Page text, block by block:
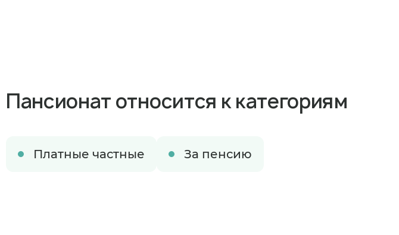
Пансионат относится к категориям
Платные частные За пенсию